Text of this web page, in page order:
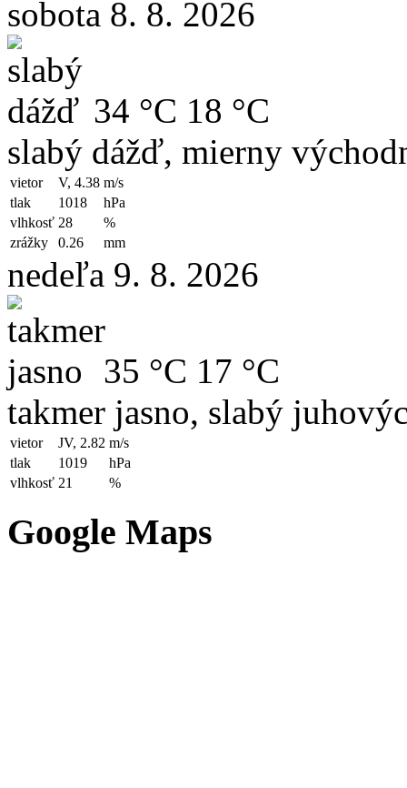
sobota 8. 8. 2026
34 °C 18 °C
slabý dážď, mierny
vietor V, 4.38 m/s
tlak
1018
hPa
vlhkosť 28
%
zrážky
0.26 mm
nedeľa 9. 8. 2026
35 °C 17 °C
takmer jasno, slabý
vietor JV, 2.82 m/s
tlak
1019
hPa
vlhkosť 21 %
Google Maps